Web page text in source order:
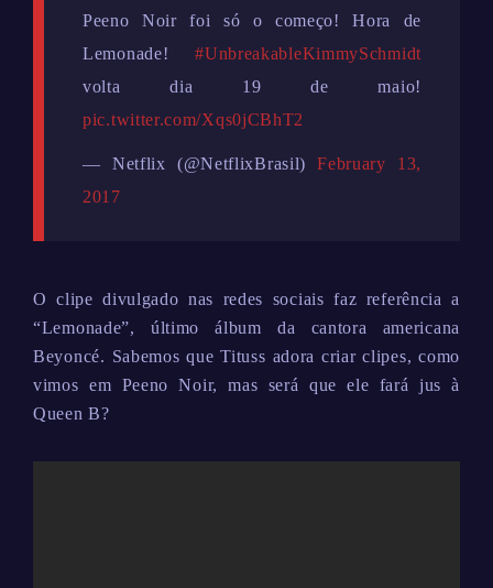
Peeno Noir foi só o começo! Hora de
Lemonade!#UnbreakableKimmySchmidt
volta dia 19 de maio!
pic.twitter.com/Xqs0jCBhT2
— Netflix (@NetflixBrasil)February 13,
2017
O clipe divulgado nas redes sociais faz referência a
“Lemonade”, último álbum da cantora americana
Beyoncé. Sabemos que Tituss adora criar clipes, como
vimos em Peeno Noir, mas será que ele fará jus à
Queen B?